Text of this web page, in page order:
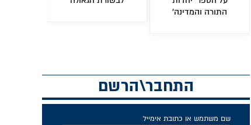
לרבי
התחבר\הרשם
שם משתמש או כתובת אימייל